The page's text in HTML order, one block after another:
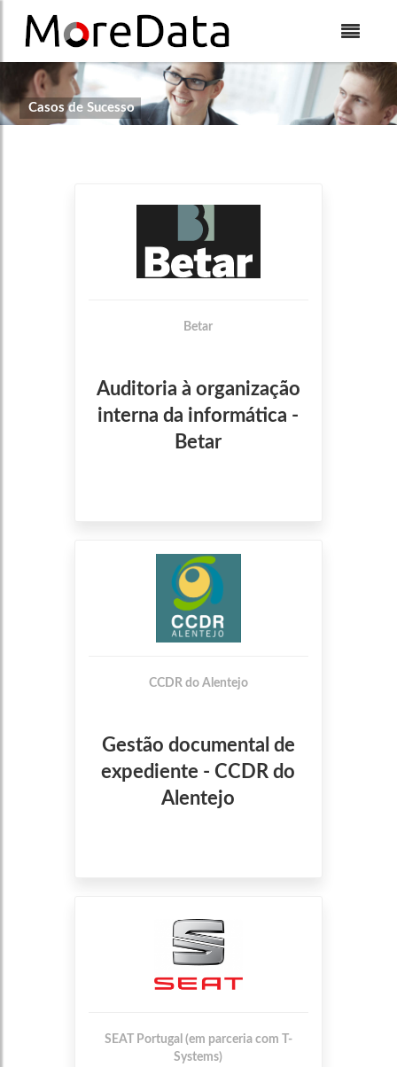
Casos de Sucesso
Betar
Auditoria à organização
interna da informática -
Betar
CCDR do Alentejo
Gestão documental de
expediente - CCDR do
Alentejo
SEAT Portugal (em parceria com T-
Systems)